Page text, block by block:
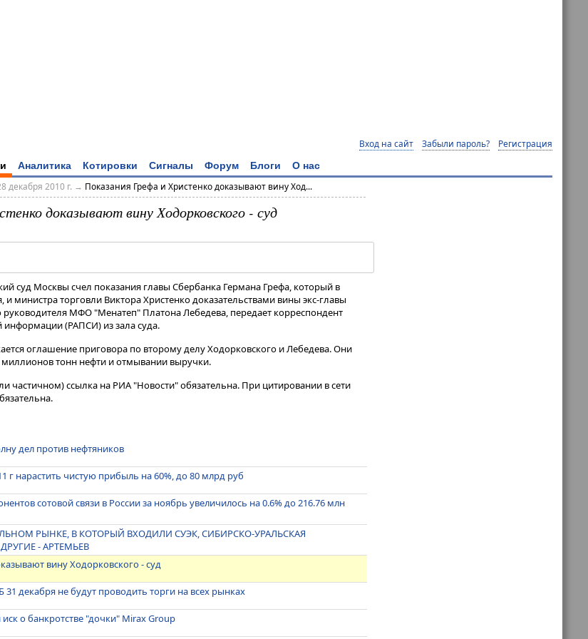
Вход на сайт Забыли пароль? Регистрация
Аналитика Котировки Сигналы Форум Блоги О нас
декабря 2010 г. → Показания Грефа и Христенко доказывают вину Ход...
доказывают вину Ходорковского - суд
суд Москвы счел показания главы Сбербанка Германа Грефа, который в
министра торговли Виктора Христенко доказательствами вины экс-главы
МФО "Менатеп" Платона Лебедева, передает корреспондент
информации (РАПСИ) из зала суда.
оглашение приговора по второму делу Ходорковского и Лебедева. Они
тонн нефти и отмывании выручки.
частичном) ссылка на РИА "Новости" обязательна. При цитировании в сети
дел против нефтяников
г нарастить чистую прибыль на 60%, до 80 млрд руб
сотовой связи в России за ноябрь увеличилось на 0.6% до 216.76 млн
РЫНКЕ, В КОТОРЫЙ ВХОДИЛИ СУЭК, СИБИРСКО-УРАЛЬСКАЯ
- АРТЕМЬЕВ
вину Ходорковского - суд
декабря не будут проводить торги на всех рынках
о банкротстве "дочки" Mirax Group